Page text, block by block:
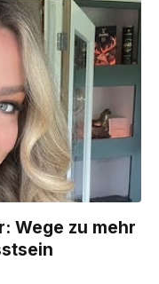
Wege zu mehr